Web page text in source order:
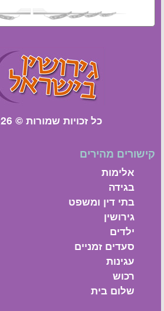
כל זכויות שמורות © 2005-2026
קישורים מהירים
אלימות
בגידה
בתי דין ומשפט
גירושין
ילדים
סעדים זמניים
עגינות
רכוש
שלום בית